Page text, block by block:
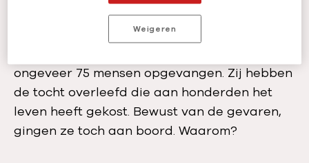
ongeveer 75 mensen opgevangen. Zij hebben
de tocht overleefd die aan honderden het
leven heeft gekost. Bewust van de gevaren,
gingen ze toch aan boord. Waarom?
Weigeren